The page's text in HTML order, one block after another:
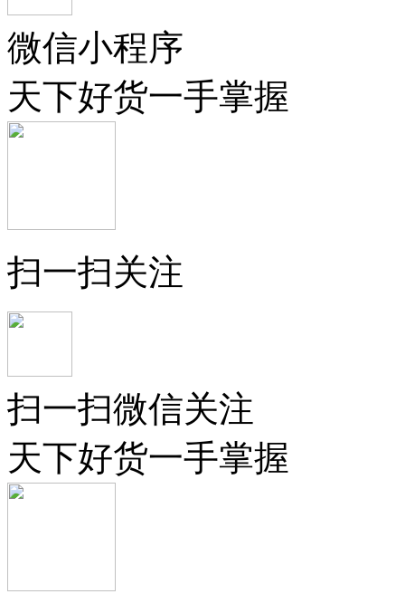
微信小程序
天下好货一手掌握
扫一扫关注
扫一扫微信关注
天下好货一手掌握